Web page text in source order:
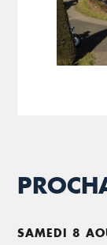
SAMEDI 8